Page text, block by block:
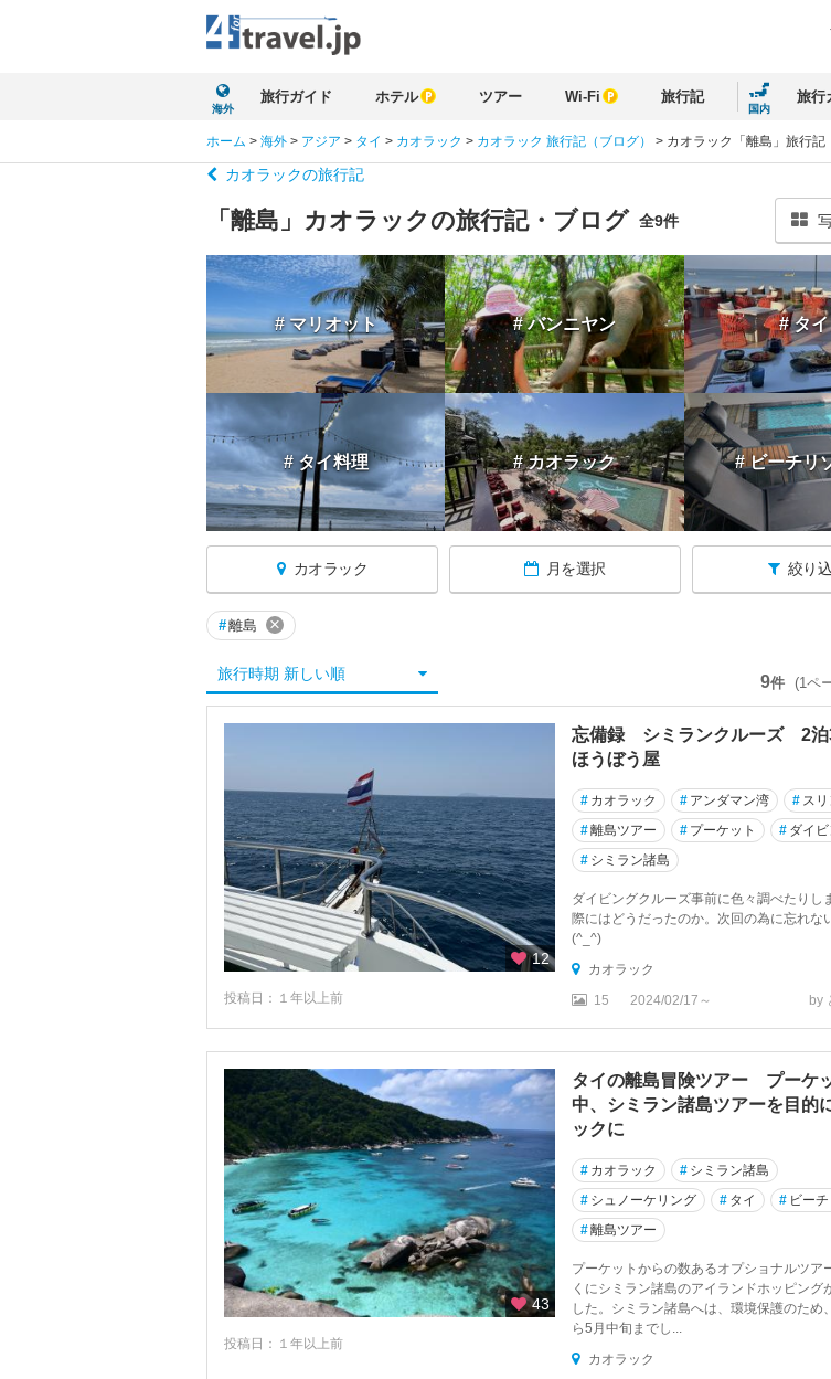
海外
旅行ガイド ホテル ツアー Wi-Fi 旅行記
国内
旅行
ホーム > 海外 > アジア > タイ > カオラック > カオラック 旅行記（ブログ） > カオラック「離島」旅行記
カオラックの旅行記
「離島」カオラックの旅行記・ブログ 全9件
# マリオット # バンニヤン # タイ
# タイ料理 # カオラック # ビーチリ
カオラック 月を選択 絞り
★カンチャナブリ
★クラビ
★サムイ島
★スコータイ
★チェンマイ
★ナコーンラーチャシーマー
★バンコク
★パタヤ
★プーケット
★ホアヒン
アランヤプラテート
ウドーン・ターニー
ウボン・ラチャタニ
カオヤイ
#離島 ×
旅行時期 新しい順 9件 (1ペ
12
投稿日：１年以上前
忘備録 シミランクルーズ 2
ほうぼう屋
# カオラック # アンダマン湾 # ス
#離島ツアー # プーケット # ダイ
# シミラン諸島
ダイビングクルーズ事前に色々調べたりし
際にはどうだったのか。次回の為に忘れな
(^_^)
カオラック
15
2024/02/17～ by
43
投稿日：１年以上前
タイの離島冒険ツアー プーケ
中、シミラン諸島ツアーを目的
ックに
# カオラック # シミラン諸島
# シュノーケリング # タイ # ビー
#離島ツアー
プーケットからの数あるオプショナルツア
くにシミラン諸島のアイランドホッピング
した。シミラン諸島へは、環境保護のため
ら5月中旬までし...
カオラック